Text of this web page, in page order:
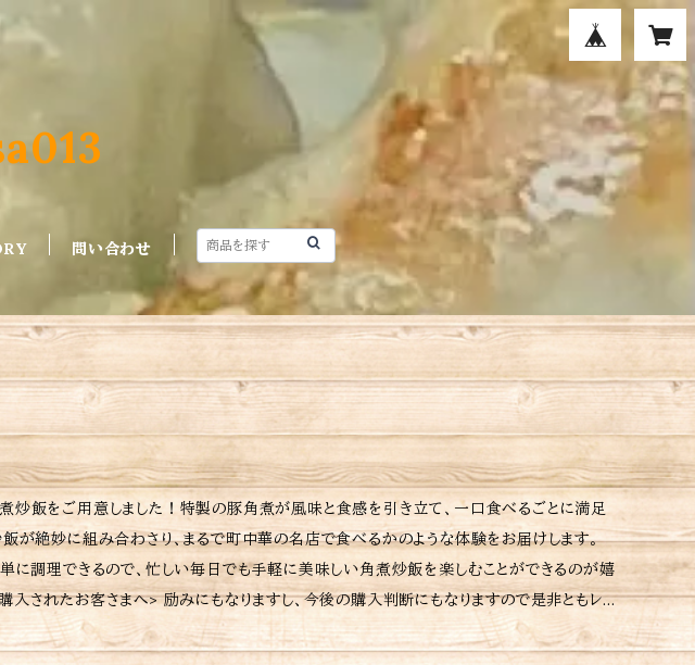
問い合わせ
炒飯をご用意しました！特製の豚角煮が風味と食感を引き立て、一口食べるごとに満足
が絶妙に組み合わさり、まるで町中華の名店で食べるかのような体験をお届けします。
に調理できるので、忙しい毎日でも手軽に美味しい角煮炒飯を楽しむことができるのが嬉